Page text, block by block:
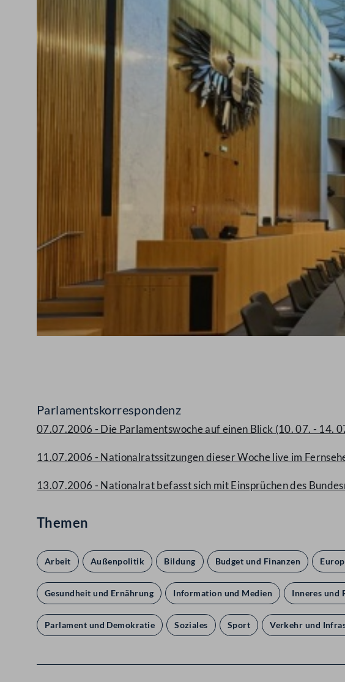
Parlamentskorrespondenz
07.07.2006 - Die Parlamentswoche auf einen Blick (10. 07. - 14.
11.07.2006 - Nationalratssitzungen dieser Woche live im
13.07.2006 - Nationalrat befasst sich mit Einsprüchen des
Themen
Arbeit Außenpolitik Bildung Budget und Finanzen
Gesundheit und Ernährung Information und Medien Inneres und
Parlament und Demokratie Soziales Sport Verkehr und